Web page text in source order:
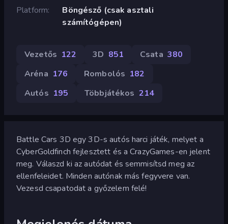
Platform
Böngésző (csak asztali
számítógépen)
Vezetős 122 3D 851 Csata 380
Aréna 176 Rombolós 182
Autós 195 Többjátékos 214
Battle Cars 3D egy 3D-s autós harci játék, melyet a
CyberGoldfinch fejlesztett és a CrazyGames-en jelent
meg. Válaszd ki az autódat és semmisítsd meg az
ellenfeleidet. Minden autónak más fegyvere van.
Vezesd csapatodat a győzelem felé!